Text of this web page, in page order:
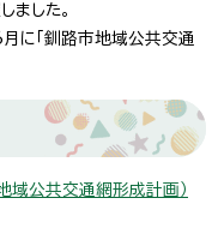
ました。
に「釧路市地域公共交通
域公共交通網形成計画）